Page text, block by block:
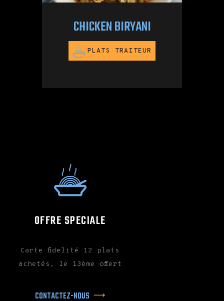
CHICKEN BIRYANI
PLATS TRAITEUR
OFFRE SPECIALE
Carte fidelité 12 plats
achetés, le 13ème offert
CONTACTEZ-NOUS